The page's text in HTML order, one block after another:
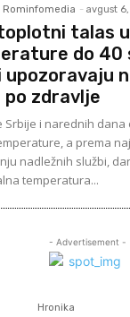
Rominfomedia - avgust
talas
do 40
upozoravaju
po zdravlje
Srbije i narednih dana
a prema
nadležnih službi,
temperatura...
- Advertisement -
Hronika